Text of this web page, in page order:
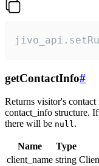
getContactInfo#
Returns visitor's
contact_info structure.
there will be null.
Name Type
client_name string